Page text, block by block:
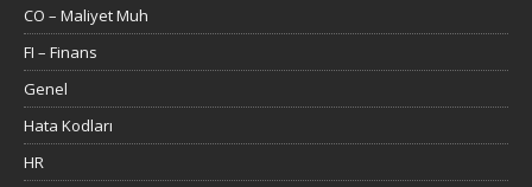
CO – Maliyet Muh
FI – Finans
Genel
Hata Kodları
HR